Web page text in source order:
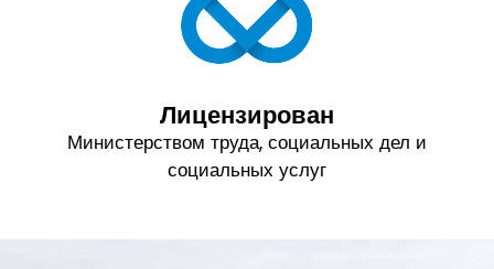
Лицензирован
Министерством труда, социальных дел и
социальных услуг